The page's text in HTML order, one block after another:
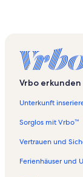
Vrbo erkunden
Unterkunft
Sorglos mit Vrbo™
Vertrauen und
Ferienhäuser und